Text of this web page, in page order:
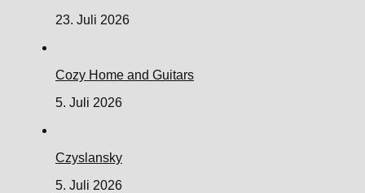
23. Juli 2026
Cozy Home and Guitars
5. Juli 2026
Czyslansky
5. Juli 2026